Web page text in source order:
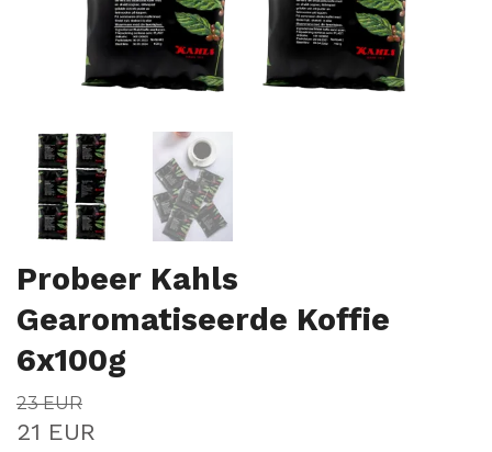
Probeer Kahls
Gearomatiseerde Koffie
6x100g
23 EUR
21 EUR